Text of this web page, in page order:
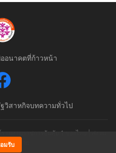
อนาคตที่ก้าวหน้า
วิสาหกิจบทความทั่วไป
มงานราชการอันดับ 1 ของไทย | สงวน
กฎหมาย
มรับ